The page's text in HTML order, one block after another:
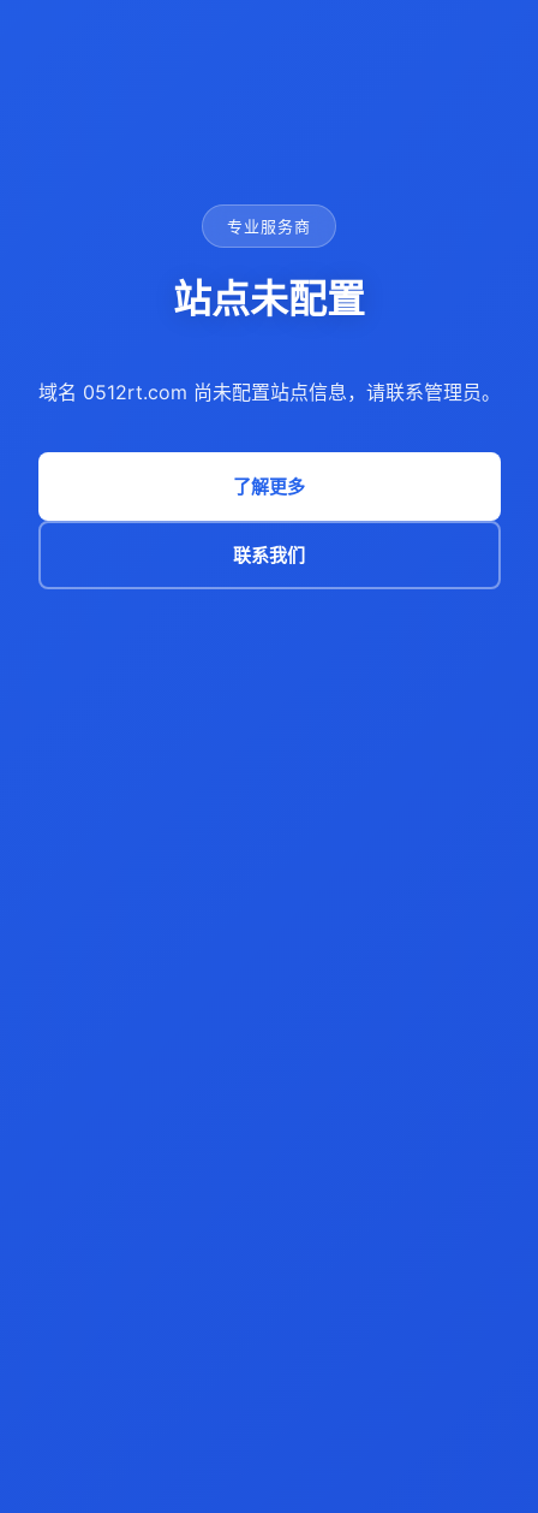
专业服务商
站点未配置
域名 0512rt.com 尚未配置站点信息，请联系管理员。
了解更多
联系我们